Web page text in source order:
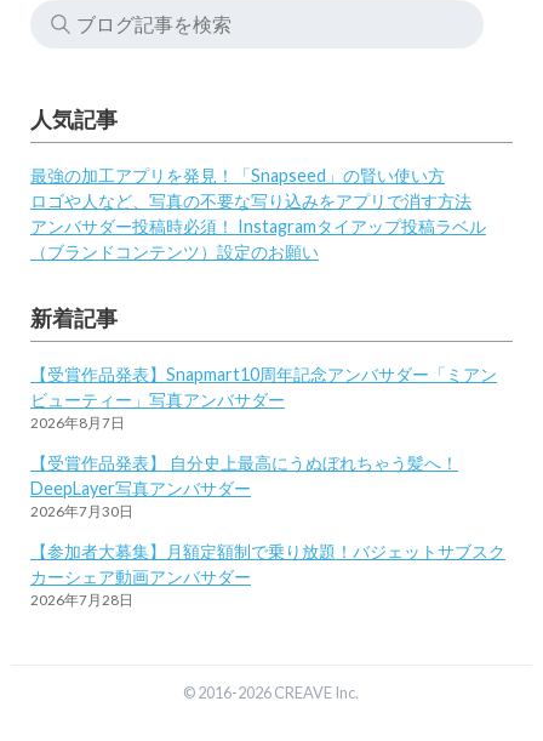
人気記事
最強の加工アプリを発見！「Snapseed」の賢い使い方
ロゴや人など、写真の不要な写り込みをアプリで消す方法
アンバサダー投稿時必須！ Instagramタイアップ投稿ラベル
（ブランドコンテンツ）設定のお願い
新着記事
【受賞作品発表】Snapmart10周年記念アンバサダー「ミアン
ビューティー」写真アンバサダー
2026年8月7日
【受賞作品発表】 自分史上最高にうぬぼれちゃう髪へ！
DeepLayer写真アンバサダー
2026年7月30日
【参加者大募集】月額定額制で乗り放題！バジェットサブスク
カーシェア動画アンバサダー
2026年7月28日
© 2016-2026 CREAVE Inc.